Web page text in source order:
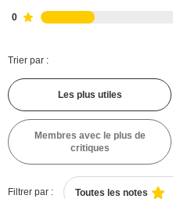
0
Trier par :
Les plus utiles
Membres avec le plus de
critiques
Filtrer par : Toutes les notes